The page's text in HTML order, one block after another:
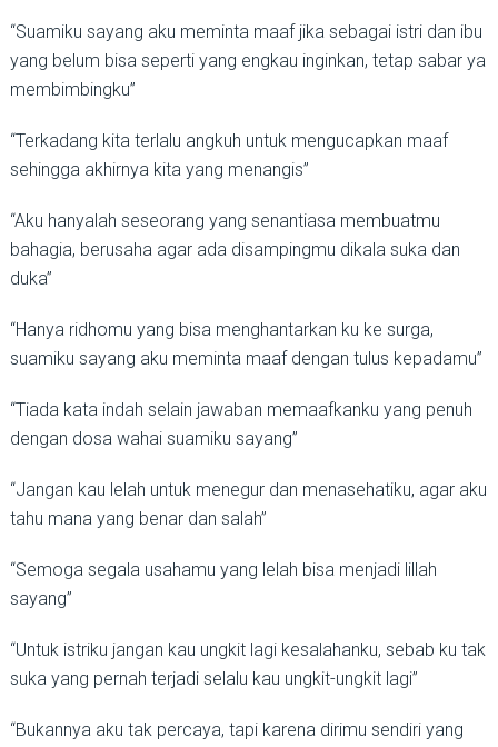
“Suamiku sayang aku meminta maaf jika sebagai istri dan ibu
yang belum bisa seperti yang engkau inginkan, tetap sabar ya
membimbingku”
“Terkadang kita terlalu angkuh untuk mengucapkan maaf
sehingga akhirnya kita yang menangis”
“Aku hanyalah seseorang yang senantiasa membuatmu
bahagia, berusaha agar ada disampingmu dikala suka dan
duka”
“Hanya ridhomu yang bisa menghantarkan ku ke surga,
suamiku sayang aku meminta maaf dengan tulus kepadamu”
“Tiada kata indah selain jawaban memaafkanku yang penuh
dengan dosa wahai suamiku sayang”
“Jangan kau lelah untuk menegur dan menasehatiku, agar aku
tahu mana yang benar dan salah”
“Semoga segala usahamu yang lelah bisa menjadi lillah
sayang”
“Untuk istriku jangan kau ungkit lagi kesalahanku, sebab ku tak
suka yang pernah terjadi selalu kau ungkit-ungkit lagi”
“Bukannya aku tak percaya, tapi karena dirimu sendiri yang